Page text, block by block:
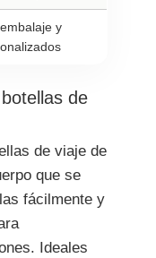
y
de
de viaje de
que se
fácilmente y
Ideales